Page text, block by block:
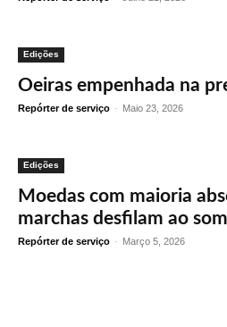
Edições
Oeiras empenhada na
Repórter de serviço - Maio 23, 2026
Edições
Moedas com maioria
marchas desfilam ao
Repórter de serviço - Março 5, 2026